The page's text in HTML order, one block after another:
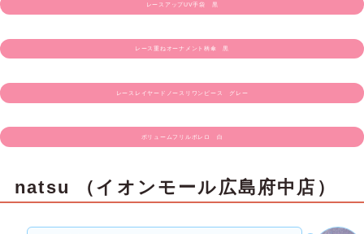
レースアップUV手袋 黒
レース重ねオーナメント柄傘 黒
レースレイヤードノースリワンピース グレー
ボリュームフリルボレロ 白
natsu （イオンモール広島府中店）